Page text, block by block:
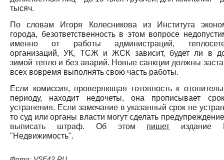
тысяч.
По словам Игоря Колесникова из Института
города, безответственность в этом вопросе
именно от работы администраций,
организаций, УК, ТСЖ и ЖСК зависит, будет ли в
зимой тепло и без аварий. Новые санкции должны
всех вовремя выполнять свою часть работы.
Если комиссия, проверяющая готовность к
периоду, находит недочеты, она прописывает
устранения. Если замечание в указанный срок не
то суд или органы власти могут сделать
выписать штраф. Об этом пишет издание
"Недвижимость".